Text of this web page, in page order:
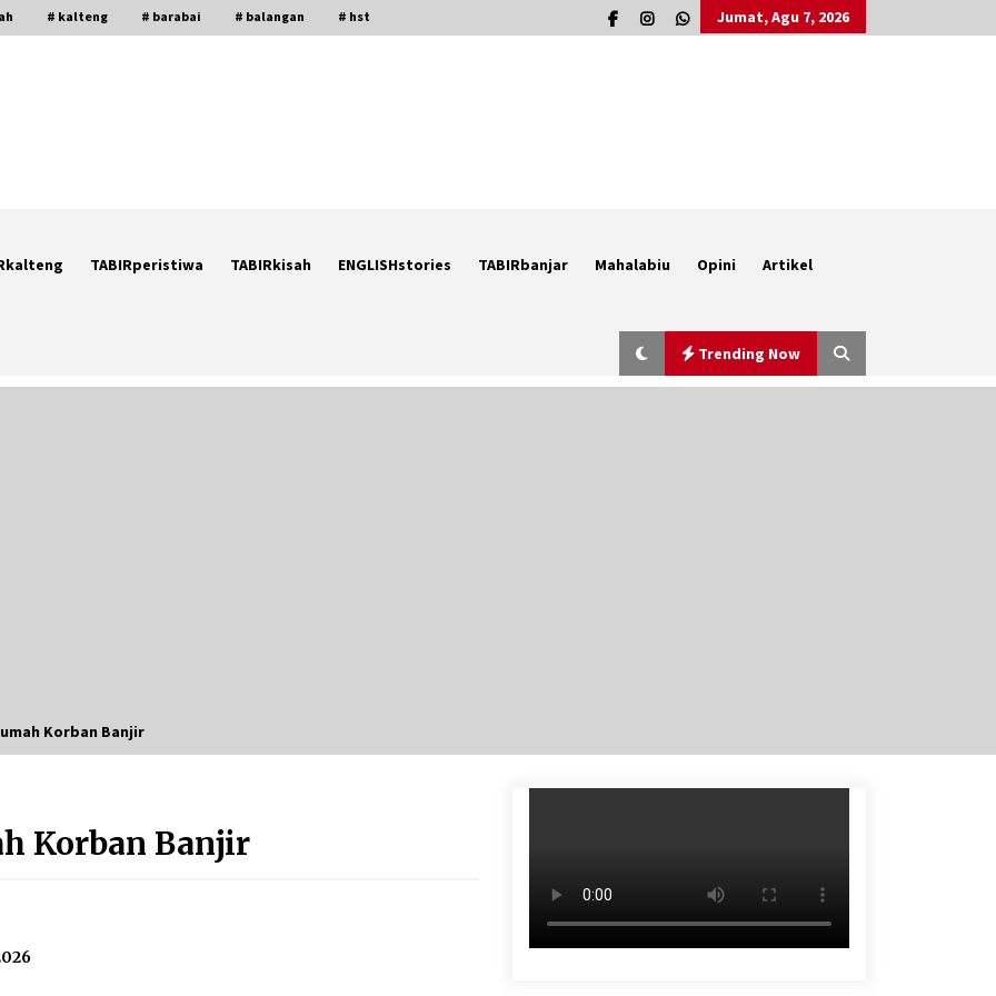
# kalteng # barabai # balangan # hst Jumat, Agu 7, 2026
TABIRperistiwa TABIRkisah ENGLISHstories TABIRbanjar Mahalabiu Opini Artikel
Trending Now
Agustus 4, 2026
Korban Banjir
Korban Banjir